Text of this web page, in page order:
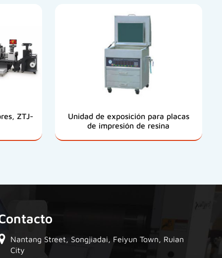
ZTJ-
Unidad de exposición para placas
de impresión de resina
Nantang Street, Songjiadai, Feiyun Town, Ruian
City